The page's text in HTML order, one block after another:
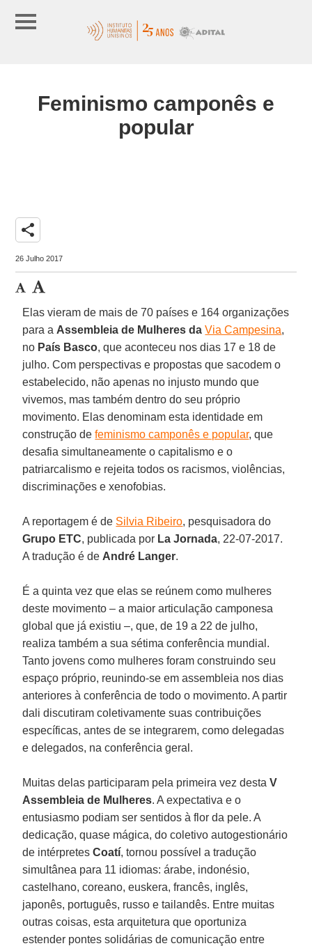
Feminismo camponês e
popular
share
26 Julho 2017
Elas vieram de mais de 70 países e 164 organizações
para a Assembleia de Mulheres daVia Campesina,
no País Basco, que aconteceu nos dias 17 e 18 de
julho. Com perspectivas e propostas que sacodem o
estabelecido, não apenas no injusto mundo que
vivemos, mas também dentro do seu próprio
movimento. Elas denominam esta identidade em
construção defeminismo camponês e popular, que
desafia simultaneamente o capitalismo e o
patriarcalismo e rejeita todos os racismos, violências,
discriminações e xenofobias.
A reportagem é de Silvia Ribeiro, pesquisadora do
Grupo ETC, publicada por La Jornada, 22-07-2017.
A tradução é de André Langer.
É a quinta vez que elas se reúnem como mulheres
deste movimento – a maior articulação camponesa
global que já existiu –, que, de 19 a 22 de julho,
realiza também a sua sétima conferência mundial.
Tanto jovens como mulheres foram construindo seu
espaço próprio, reunindo-se em assembleia nos dias
anteriores à conferência de todo o movimento. A partir
dali discutiram coletivamente suas contribuições
específicas, antes de se integrarem, como delegadas
e delegados, na conferência geral.
Muitas delas participaram pela primeira vez destaV
Assembleia de Mulheres. A expectativa e o
entusiasmo podiam ser sentidos à flor da pele. A
dedicação, quase mágica, do coletivo autogestionário
de intérpretesCoatí, tornou possível a tradução
simultânea para 11 idiomas: árabe, indonésio,
castelhano, coreano, euskera, francês, inglês,
japonês, português, russo e tailandês. Entre muitas
outras coisas, esta arquitetura que oportuniza
estender pontes solidárias de comunicação entre